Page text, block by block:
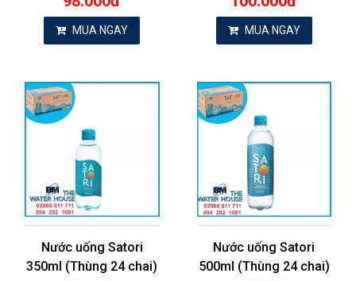
MUA NGAY MUA NGAY
Nước uống Satori
350ml (Thùng 24 chai)
Nước uống Satori
500ml (Thùng 24 chai)